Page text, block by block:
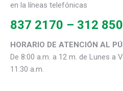
en la líneas telefónicas
837 2170 – 312
HORARIO DE ATENCIÓN AL
De 8:00 a.m. a 12 m. de Lunes a
11:30 a.m.